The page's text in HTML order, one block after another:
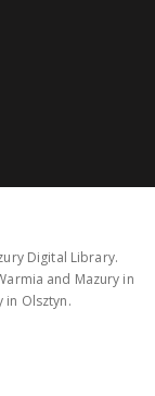
Digital Library.
and Mazury in
in Olsztyn.